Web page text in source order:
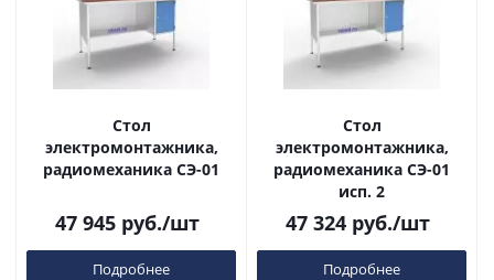
Стол
электромонтажника,
радиомеханика СЭ-01
47 945 руб./шт
Подробнее
Стол
электромонтажника,
радиомеханика СЭ-01
исп. 2
47 324 руб./шт
Подробнее